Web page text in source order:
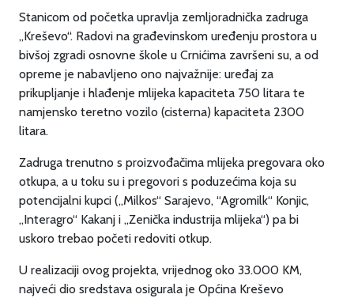
Stanicom od početka upravlja zemljoradnička zadruga
„Kreševo“. Radovi na građevinskom uređenju prostora u
bivšoj zgradi osnovne škole u Crnićima završeni su, a od
opreme je nabavljeno ono najvažnije: uređaj za
prikupljanje i hlađenje mlijeka kapaciteta 750 litara te
namjensko teretno vozilo (cisterna) kapaciteta 2300
litara.
Zadruga trenutno s proizvođačima mlijeka pregovara oko
otkupa, a u toku su i pregovori s poduzećima koja su
potencijalni kupci („Milkos“ Sarajevo, “Agromilk“ Konjic,
„Interagro“ Kakanj i „Zenička industrija mlijeka“) pa bi
uskoro trebao početi redoviti otkup.
U realizaciji ovog projekta, vrijednog oko 33.000 KM,
najveći dio sredstava osigurala je Općina Kreševo